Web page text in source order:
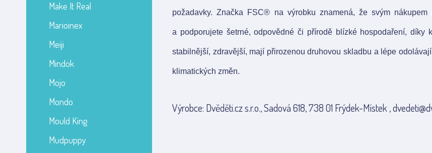
Make It Real
Marioinex
Meiji
Mindok
Mojo
Mondo
Mould King
Mudpuppy
požadavky. Značka FSC® na výrobku znamená, že svým nákupem
a podporujete šetrné, odpovědné či přírodě blízké hospodaření, díky
stabilnější, zdravější, mají přirozenou druhovou skladbu a lépe
klimatických změn.
Výrobce: Dvěděti.cz s.r.o., Sadová 618, 738 01 Frýdek-Místek ,